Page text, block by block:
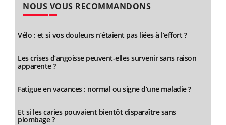
NOUS VOUS RECOMMANDONS
Vélo : et si vos douleurs n’étaient pas liées à l’effort ?
Les crises d’angoisse peuvent-elles survenir sans raison
apparente ?
Fatigue en vacances : normal ou signe d’une maladie ?
Et si les caries pouvaient bientôt disparaître sans
plombage ?